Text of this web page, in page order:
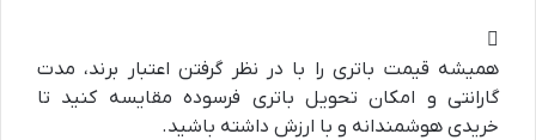
همیشه قیمت باتری را با در نظر گرفتن اعتبار برند، مدت
گارانتی و امکان تحویل باتری فرسوده مقایسه کنید تا
خریدی هوشمندانه و با ارزش داشته باشید.